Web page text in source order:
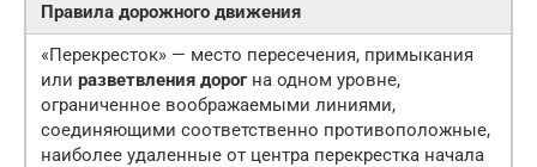
Правила дорожного движения
«Перекресток» — место пересечения, примыкания
или разветвления дорогна одном уровне,
ограниченное воображаемыми линиями,
соединяющими соответственно противоположные,
наиболее удаленные от центра перекрестка начала